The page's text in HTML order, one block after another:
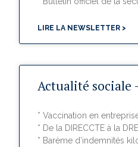
LIRE LA NEWSLETTER >
Actualité sociale
* Vaccination en
* De la DIRECCTE à la
* Barème d’indemnités